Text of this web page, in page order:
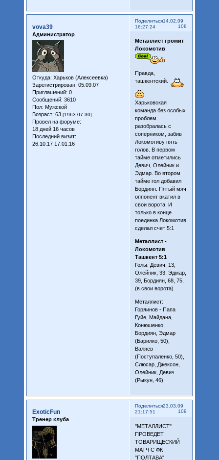
Поделиться
108
14.02.09
16:27:24
vova39
Администратор
Откуда: Харьков (Алексеевка)
Зарегистрирован: 05.09.07
Приглашений: 0
Сообщений: 3610
Пол: Мужской
Возраст: 63 [1963-07-30]
Провел на форуме:
18 дней 16 часов
Последний визит:
26.10.17 17:01:16
Металлист громит
Локомотив
Правда,
ташкентский.
Харьковская
команда без особых
проблем
разобралась с
соперником, забив
Локомотиву пять
голов. В первом
тайме отметились
Девич, Олейник и
Эдмар. Во втором
тайме гол добавил
Бордиян. Пятый мяч
оппонент вкатил в
свои ворота. И
только в конце
поединка Локомотив
сделал счет 5:1
Металлист -
Локомотив
Ташкент 5:1
Голы: Девич, 13,
Олейник, 33, Эдмар,
39, Бордиян, 68, 75,
(в свои ворота)
Металлист:
Горяинов - Папа
Гуйе, Майдана,
Конюшенко,
Бордиян, Эдмар
(Барилко, 50),
Валяев
(Поступаленко, 50),
Слюсар, Джексон,
Олейник, Девич
(Рыкун, 46)
Поделиться
109
23.03.09
21:17:51
ExoticFun
Тренер клуба
"МЕТАЛЛИСТ"
ПРОВЕДЕТ
ТОВАРИЩЕСКИЙ
МАТЧ С ФК
"ПОЛТАВА"